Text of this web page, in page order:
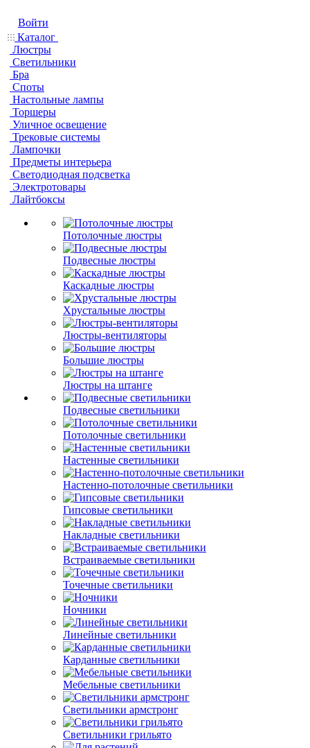
Войти
Каталог
Люстры
Светильники
Бра
Споты
Настольные лампы
Торшеры
Уличное освещение
Трековые системы
Лампочки
Предметы интерьера
Светодиодная подсветка
Электротовары
Лайтбоксы
Потолочные люстры
Подвесные люстры
Каскадные люстры
Хрустальные люстры
Люстры-вентиляторы
Большие люстры
Люстры на штанге
Подвесные светильники
Потолочные светильники
Настенные светильники
Настенно-потолочные светильники
Гипсовые светильники
Накладные светильники
Встраиваемые светильники
Точечные светильники
Ночники
Линейные светильники
Карданные светильники
Мебельные светильники
Светильники армстронг
Светильники грильято